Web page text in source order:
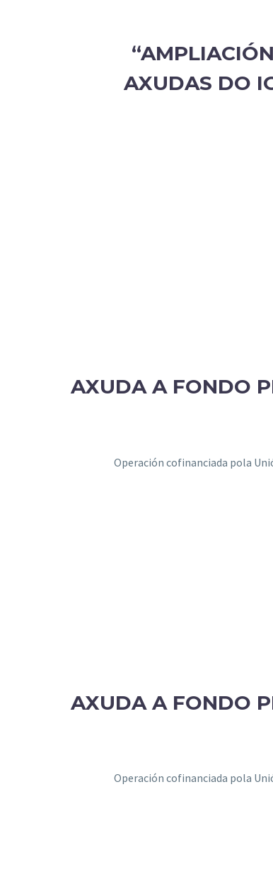
AXUDAS DO
AXUDA A FONDO
Operación cofinanciada pola
AXUDA A FONDO
Operación cofinanciada pola